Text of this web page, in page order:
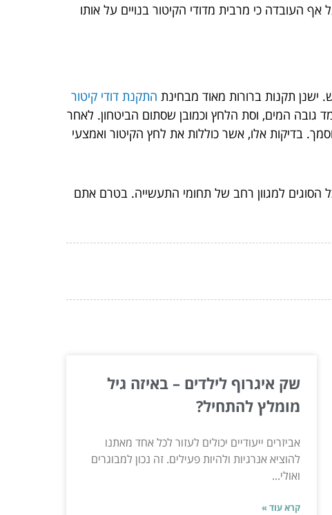
העובדה כי מרבית מדודי הקיטור בנויים על אותו
תקנות ברורות מאוד מבחינת התקנת דודי קיטור
גובה המים, וסת הלחץ וכמובן שסתום הביטחון. לאחר
בדיקות אלו, אשר כוללות את לחץ הקיטור ואמצעי
הסוגים למגוון רחב של תחומי התעשייה. בטרם אתם
שק איגרוף לילדים – באיזה גיל
מומלץ להתחיל?
אביזרים ייעודיים יכולים לעזור לכל אחד מאתנו
להוציא אנרגיות ולהיות פעילים. זה נכון למבוגרים
ואולי...
קרא עוד »